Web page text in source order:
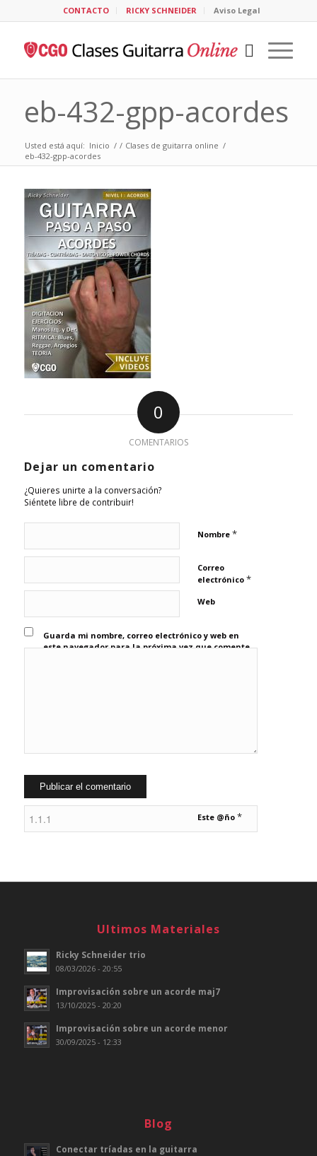
CONTACTO RICKY SCHNEIDER Aviso Legal
eb-432-gpp-acordes
Usted está aquí: Inicio / / Clases de guitarra online /
eb-432-gpp-acordes
0
COMENTARIOS
Dejar un comentario
¿Quieres unirte a la conversación?
Siéntete libre de contribuir!
Nombre *
Correo
electrónico *
Web
Guarda mi nombre, correo electrónico y web en
este navegador para la próxima vez que comente.
Este @ño *
Ultimos Materiales
Ricky Schneider trio
08/03/2026 - 20:55
Improvisación sobre un acorde maj7
13/10/2025 - 20:20
Improvisación sobre un acorde menor
30/09/2025 - 12:33
Blog
Conectar tríadas en la guitarra